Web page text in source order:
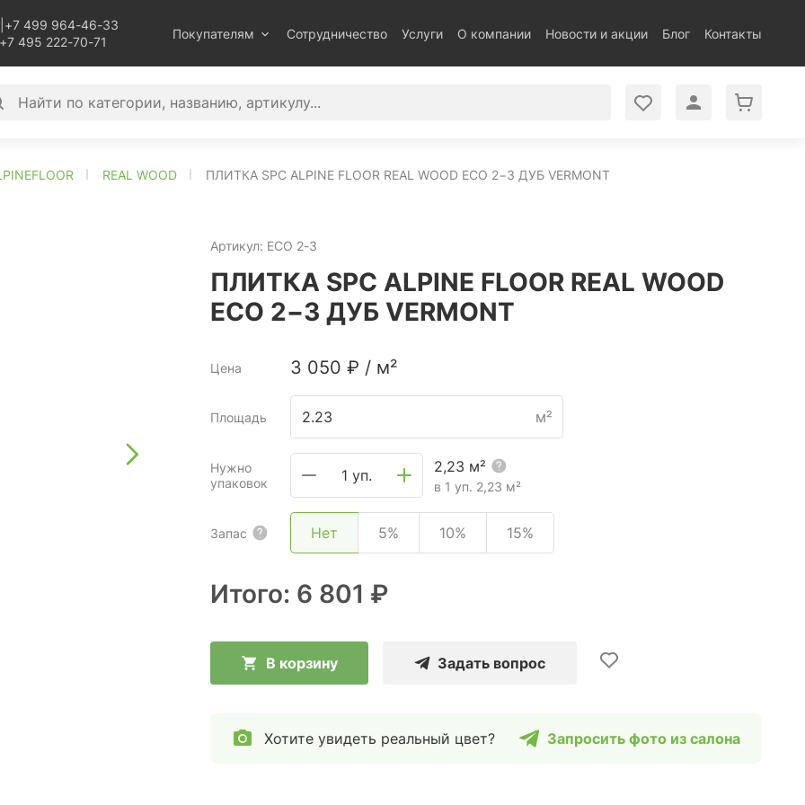
+7 499 964-46-33
+7 495 222-70-71
Покупателям Сотрудничество Услуги О компании Новости и акции Блог Контакты
REAL WOOD ПЛИТКА SPC ALPINE FLOOR REAL WOOD ECO 2−3 ДУБ VERMONT
Артикул: ECO 2-3
ПЛИТКА SPC ALPINE FLOOR REAL WOOD
ECO 2−3 ДУБ VERMONT
Цена 3 050 ₽ / м²
Площадь м²
Нужно
упаковок
1 уп.
2,23 м²
в 1 уп. 2,23 м²
Запас Нет 5% 10% 15%
Итого: 6 801 ₽
В корзину Задать вопрос
Хотите увидеть реальный цвет? Запросить фото из салона